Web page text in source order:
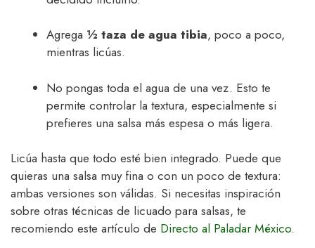
Agrega ½ taza de agua tibia, poco a poco,
mientras licúas.
No pongas toda el agua de una vez. Esto te
permite controlar la textura, especialmente si
prefieres una salsa más espesa o más ligera.
Licúa hasta que todo esté bien integrado. Puede que
quieras una salsa muy fina o con un poco de textura:
ambas versiones son válidas. Si necesitas inspiración
sobre otras técnicas de licuado para salsas, te
recomiendo este artículo de Directo al Paladar México.